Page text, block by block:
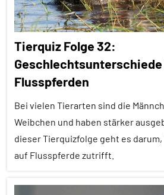
Tierquiz Folge 32:
Geschlechtsunterschiede
Flusspferden
Bei vielen Tierarten sind die
Weibchen und haben stärker
dieser Tierquizfolge geht es
auf Flusspferde zutrifft.